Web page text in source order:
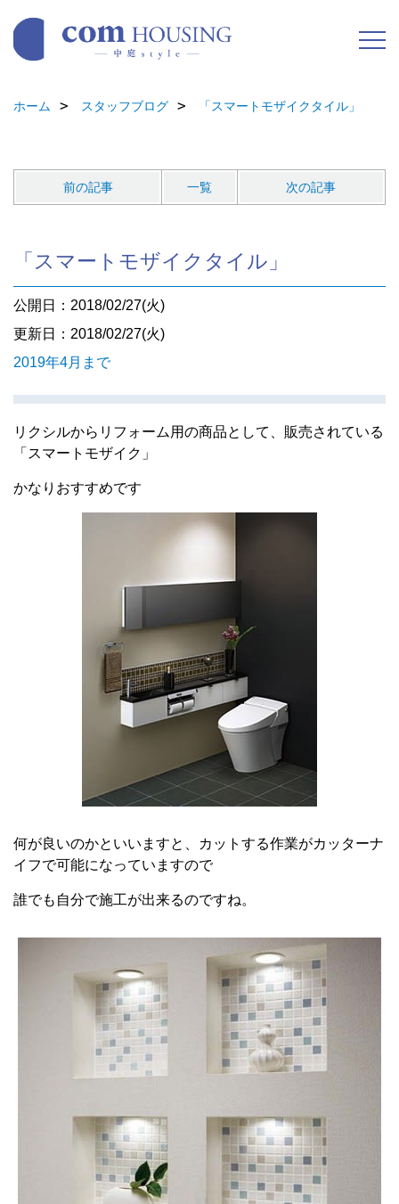
ホーム スタッフブログ 「スマートモザイクタイル」
前の記事 一覧 次の記事
「スマートモザイクタイル」
公開日：2018/02/27(火)
更新日：2018/02/27(火)
2019年4月まで
リクシルからリフォーム用の商品として、販売されている
「スマートモザイク」
かなりおすすめです
何が良いのかといいますと、カットする作業がカッターナ
イフで可能になっていますので
誰でも自分で施工が出来るのですね。